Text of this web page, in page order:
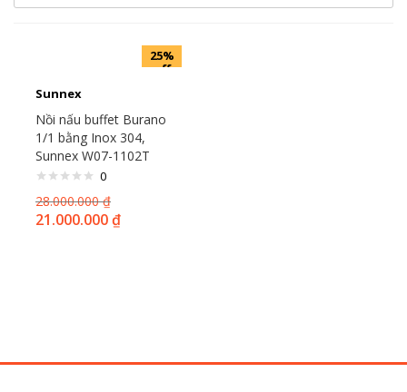
25%
off
Sunnex
Nồi nấu buffet Burano
1/1 bằng Inox 304,
Sunnex W07-1102T
0
28.000.000₫
21.000.000₫